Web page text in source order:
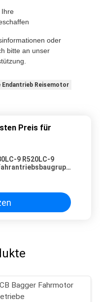
Ihre
oder
bitte an unser
Endantrieb Reisemotor
Preis für
9 R520LC-9
Bagger Fahrmotor